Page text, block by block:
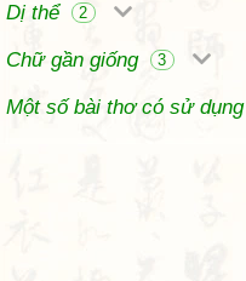
Dị thể 2
Chữ gần giống 3
Một số bài thơ có sử dụng